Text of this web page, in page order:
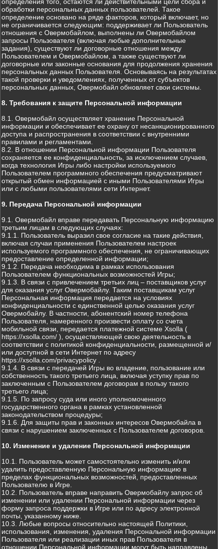
обработки персональных данных пользователей. Такое
определение основано на ряде факторов, который включает, но
не ограничивается следующим: поддерживает ли Пользователь
отношения с Овермобайлом, выполнены ли Овермобайлом
запросы Пользователя (включая любые дополнительные
задания), существуют ли договорные отношения между
Пользователем и Овермобайлом, а также существуют ли
договорные или законные основания для продолжения хранения
персональных данных Пользователя. Основываясь на результатах
такой проверки и уведомлениях, полученных от субъектов
персональных данных, Овермобайл обновляет свои системы.
8. Требования к защите Персональной информации
8.1. Овермобайл осуществляет хранение Персональной
информации и обеспечивает ее охрану от несанкционированного
доступа и распространения в соответствии с внутренними
правилами и регламентами.
8.2. В отношении Персональной информации Пользователя
сохраняется ее конфиденциальность, за исключением случаев,
когда технология Игры либо настройки используемого
Пользователем программного обеспечения предусматривают
открытый обмен информацией с иными Пользователями Игры
или с любыми пользователями сети Интернет.
9. Передача Персональной информации
9.1. Овермобайл вправе передавать Персональную информацию
третьим лицам в следующих случаях:
9.1.1. Пользователь выразил свое согласие на такие действия,
включая случаи применения Пользователем настроек
используемого программного обеспечения, не ограничивающих
предоставление определенной информации;
9.1.2. Передача необходима в рамках использования
Пользователем функциональных возможностей Игры;
9.1.3. В связи с привлечением третьих лиц – поставщиков услуг
для оказания услуг Овермобайлу. Таким поставщикам услуг
Персональная информация передается на условиях
конфиденциальности с единственной целью оказания услуг
Овермобайлу. В частности, абонентский номер телефона
Пользователя, намеренного произвести оплату со счета
мобильной связи, передается платежной системе Xsolla (
https://xsolla.com/ ), осуществляющей свою деятельность в
соответствии с политикой конфиденциальности, размещенной и/
или доступной в сети Интернет по адресу
https://xsolla.com/privacypolicy .
9.1.4. В связи с передачей Игры во владение, пользование или
собственность такого третьего лица, включая уступку прав по
заключенным с Пользователем договорам в пользу такого
третьего лица;
9.1.5. По запросу суда или иного уполномоченного
государственного органа в рамках установленной
законодательством процедуры;
9.1.6. Для защиты прав и законных интересов Овермобайла в
связи с нарушением заключенных с Пользователем договоров.
10. Изменение и удаление Персональной информации
10.1. Пользователь может самостоятельно изменить и/или
удалить предоставленную Персональную информацию в
пределах функциональных возможностей, предоставленных
Пользователю в Игре.
10.2. Пользователь вправе направить Овермобайлу запрос об
изменении или удалении Персональной информации через
форму запроса поддержки в Игре или по адресу электронной
почты, указанному ниже.
10.3. Любые вопросы относительно настоящей Политики,
использования, изменения, удаления Персональной информации
Пользователя или реализации иных прав Пользователя в
отношении Персональной информации могут быть направлены